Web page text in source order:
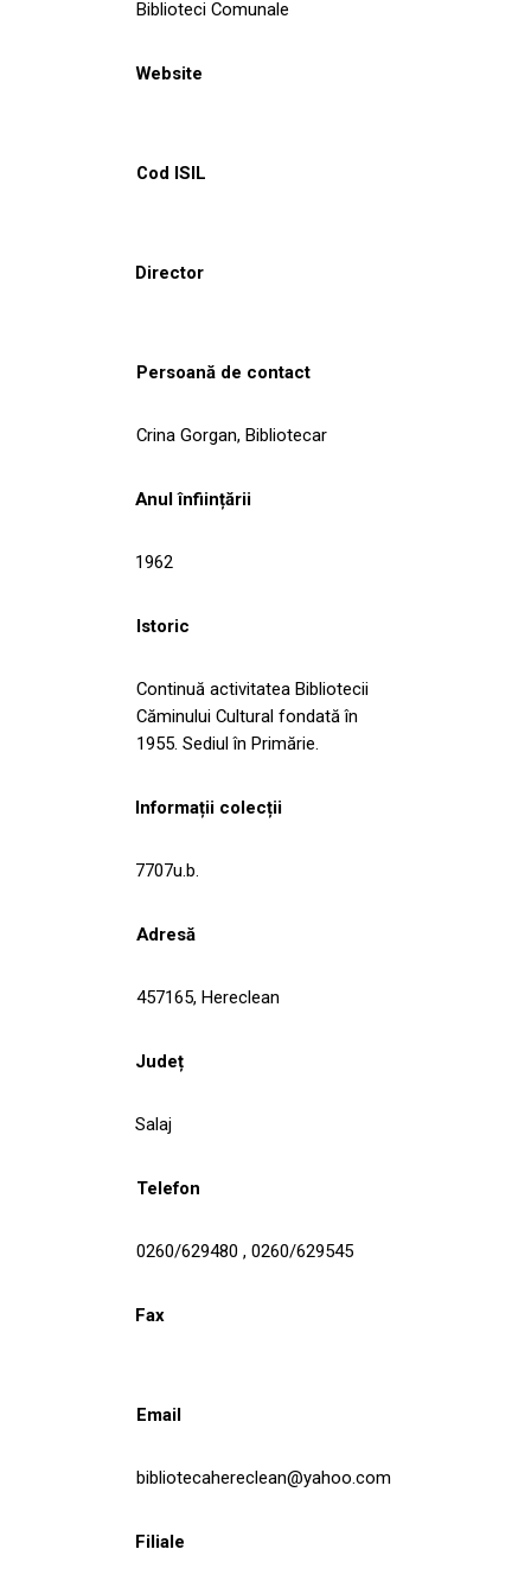
Biblioteci Comunale
Website
Cod ISIL
Director
Persoană de contact
Crina Gorgan, Bibliotecar
Anul înființării
1962
Istoric
Continuă activitatea Bibliotecii
Căminului Cultural fondată în
1955. Sediul în Primărie.
Informații colecții
7707u.b.
Adresă
457165, Hereclean
Județ
Salaj
Telefon
0260/629480 , 0260/629545
Fax
Email
bibliotecahereclean@yahoo.com
Filiale